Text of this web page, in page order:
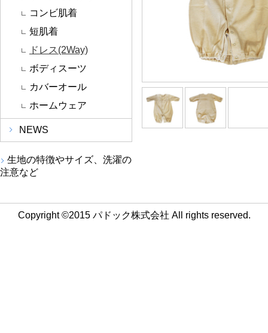
コンビ肌着
短肌着
ドレス(2Way)
ボディスーツ
カバーオール
ホームウェア
NEWS
生地の特徴やサイズ、洗濯の
注意など
Copyright ©2015 パドック株式会社 All rights reserved.